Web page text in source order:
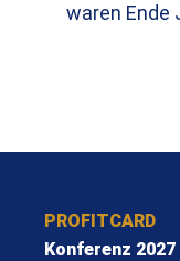
waren Ende
PROFITCARD
Konferenz 2027